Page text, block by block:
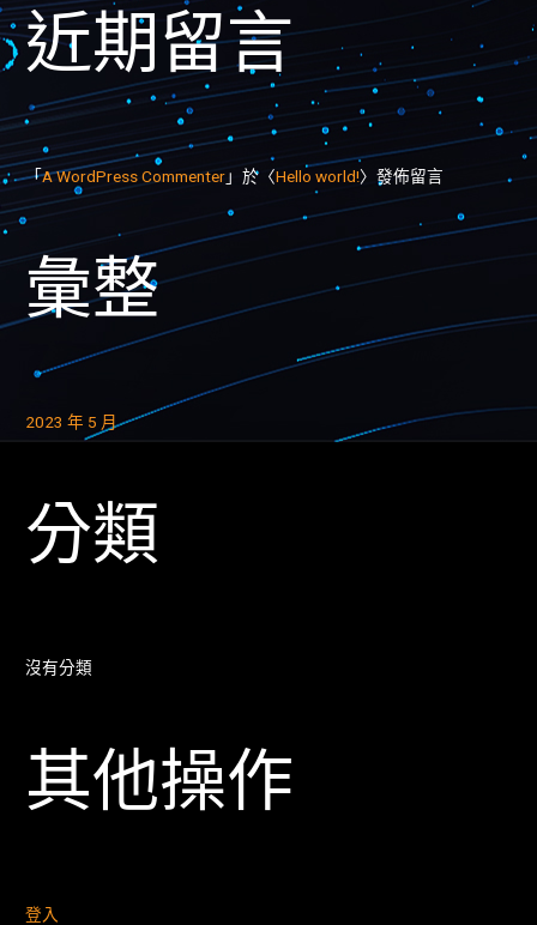
近期留言
「A WordPress Commenter」於〈Hello world!〉發佈留言
彙整
2023 年 5 月
分類
沒有分類
其他操作
登入